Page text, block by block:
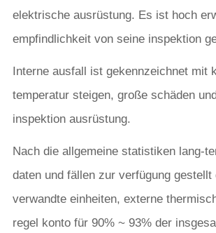
elektrische ausrüstung. Es ist hoch
empfindlichkeit von seine inspektion
Interne ausfall ist gekennzeichnet mit
temperatur steigen, große schäden
inspektion ausrüstung.
Nach die allgemeine statistiken lang-
daten und fällen zur verfügung gestellt
verwandte einheiten, externe
regel konto für 90% ~ 93% der